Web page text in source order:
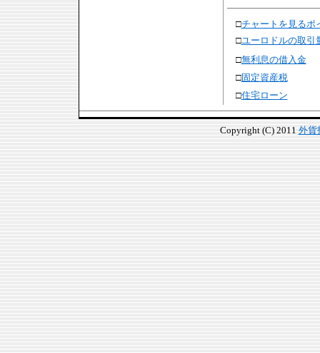
□チャートを見るポ
□ユーロドルの取引
□無利息の借入金
□固定資産税
□住宅ローン
Copyright (C) 2011 外貨